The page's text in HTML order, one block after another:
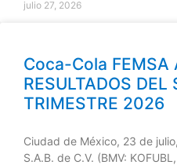
julio 27, 2026
Coca-Cola FEMSA
RESULTADOS DEL
TRIMESTRE 2026
Ciudad de México, 23 de
S.A.B. de C.V. (BMV: